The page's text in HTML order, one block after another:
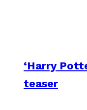
‘Harry
teaser